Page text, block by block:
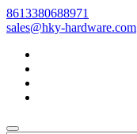
8613380688971
sales@hky-hardware.com